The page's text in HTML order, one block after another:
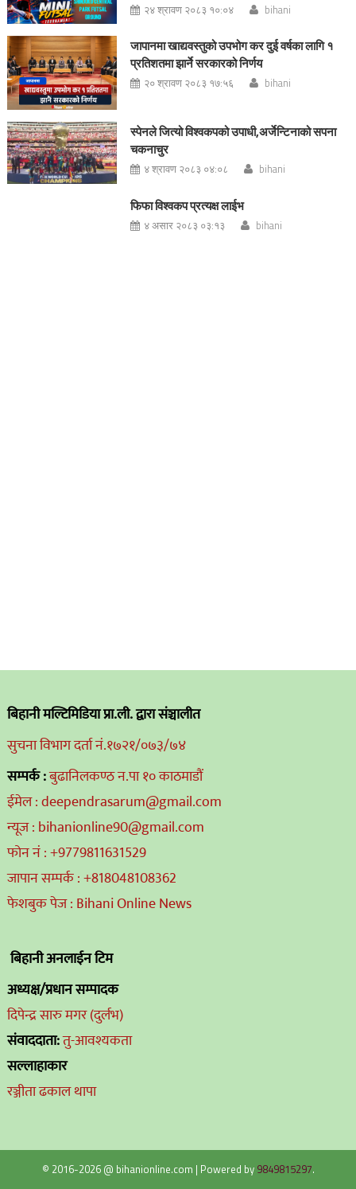
२४ श्रावण २०८३ १०:०४ bihani
जापानमा खाद्यवस्तुको उपभोग कर दुई वर्षका लागि १
प्रतिशतमा झार्ने सरकारको निर्णय
२० श्रावण २०८३ १७:५६ bihani
स्पेनले जित्यो विश्वकपको उपाधी,अर्जेन्टिनाको सपना
चकनाचुर
४ श्रावण २०८३ ०४:०८ bihani
फिफा विश्वकप प्रत्यक्ष लाईभ
४ असार २०८३ ०३:१३ bihani
बिहानी मल्टिमिडिया प्रा.ली. द्वारा संञ्चालीत
सुचना विभाग दर्ता नं.१७२१/०७३/७४
सम्पर्क :बुढानिलकण्ठ न.पा १० काठमाडौं
ईमेल : deependrasarum@gmail.com
न्यूज : bihanionline90@gmail.com
फोन नं : +9779811631529
जापान सम्पर्क : +818048108362
फेशबुक पेज : Bihani Online News
बिहानी अनलाईन टिम
अध्यक्ष/प्रधान सम्पादक
दिपेन्द्र सारु मगर (दुर्लभ)
संवाददाता:तु-आवश्यकता
सल्लाहाकार
रञ्जीता ढकाल थापा
© 2016-2026 @ bihanionline.com | Powered by 9849815297.